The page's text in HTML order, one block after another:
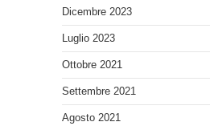
Dicembre 2023
Luglio 2023
Ottobre 2021
Settembre 2021
Agosto 2021